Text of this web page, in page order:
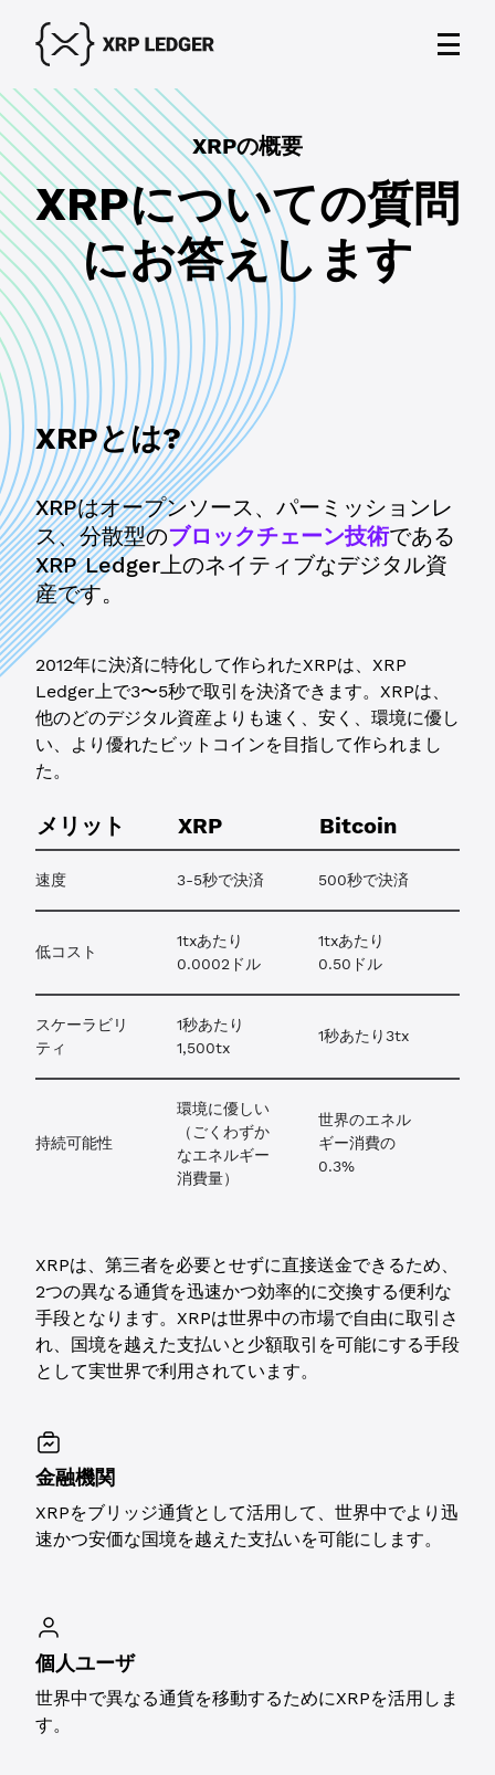
XRPについての質問
にお答えします
XRPの概要
XRPとは?
XRPはオープンソース、パーミッションレ
ス、分散型のブロックチェーン技術である
XRP Ledger上のネイティブなデジタル資
産です。
2012年に決済に特化して作られたXRPは、XRP
Ledger上で3〜5秒で取引を決済できます。XRPは、
他のどのデジタル資産よりも速く、安く、環境に優し
い、より優れたビットコインを目指して作られまし
た。
メリット XRP Bitcoin
速度 3-5秒で決済 500秒で決済
低コスト
1txあたり
0.0002ドル
1txあたり
0.50ドル
スケーラビリ
ティ
1秒あたり
1,500tx
1秒あたり3tx
持続可能性
環境に優しい
（ごくわずか
なエネルギー
消費量）
世界のエネル
ギー消費の
0.3%
XRPは、第三者を必要とせずに直接送金できるため、
2つの異なる通貨を迅速かつ効率的に交換する便利な
手段となります。XRPは世界中の市場で自由に取引さ
れ、国境を越えた支払いと少額取引を可能にする手段
として実世界で利用されています。
金融機関
XRPをブリッジ通貨として活用して、世界中でより迅
速かつ安価な国境を越えた支払いを可能にします。
個人ユーザ
世界中で異なる通貨を移動するためにXRPを活用しま
す。